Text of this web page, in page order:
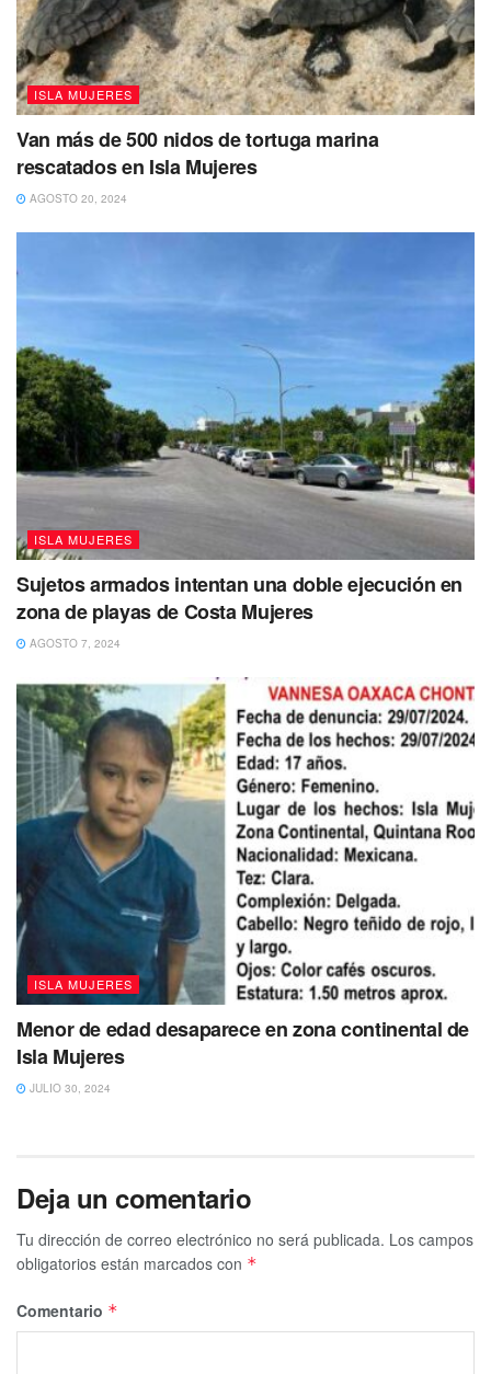
ISLA MUJERES
Van más de 500 nidos de tortuga marina
rescatados en Isla Mujeres
AGOSTO 20, 2024
ISLA MUJERES
Sujetos armados intentan una doble ejecución en
zona de playas de Costa Mujeres
AGOSTO 7, 2024
ISLA MUJERES
Menor de edad desaparece en zona continental de
Isla Mujeres
JULIO 30, 2024
Deja un comentario
Tu dirección de correo electrónico no será publicada. Los campos
obligatorios están marcados con *
Comentario *